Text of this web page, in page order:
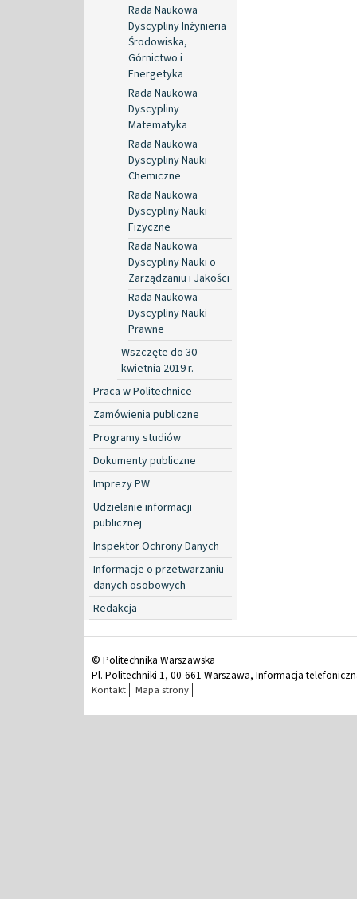
Rada Naukowa
Dyscypliny Inżynieria
Środowiska,
Górnictwo i
Energetyka
Rada Naukowa
Dyscypliny
Matematyka
Rada Naukowa
Dyscypliny Nauki
Chemiczne
Rada Naukowa
Dyscypliny Nauki
Fizyczne
Rada Naukowa
Dyscypliny Nauki o
Zarządzaniu i Jakości
Rada Naukowa
Dyscypliny Nauki
Prawne
Wszczęte do 30
kwietnia 2019 r.
Praca w Politechnice
Zamówienia publiczne
Programy studiów
Dokumenty publiczne
Imprezy PW
Udzielanie informacji
publicznej
Inspektor Ochrony Danych
Informacje o przetwarzaniu
danych osobowych
Redakcja
© Politechnika Warszawska
Pl. Politechniki 1, 00-661 Warszawa, Informacja
Kontakt Mapa strony